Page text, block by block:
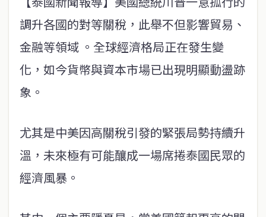
調升各國的對等關稅，此舉不但影響貿易、
金融等領域 。全球經濟格局正在發生變
化，如今貨幣與資本市場已出現明顯動盪跡
象。
尤其是中美因高關稅引發的緊張局勢持續升
溫，未來極有可能釀成一場席捲泰國民眾的
經濟風暴。